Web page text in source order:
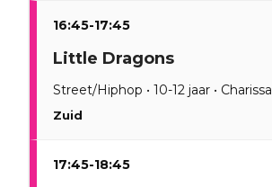
16:45-17:45
Little Dragons
Street/Hiphop • 10-12 jaar • Charissa
Zuid
17:45-18:45